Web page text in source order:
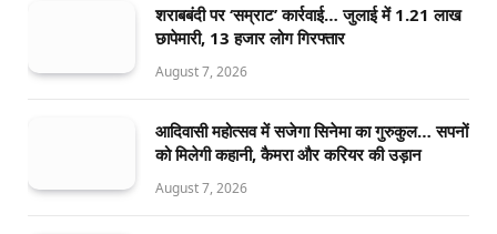
शराबबंदी पर ‘सम्राट’ कार्रवाई… जुलाई में 1.21 लाख
छापेमारी, 13 हजार लोग गिरफ्तार
August 7, 2026
आदिवासी महोत्सव में सजेगा सिनेमा का गुरुकुल… सपनों
को मिलेगी कहानी, कैमरा और करियर की उड़ान
August 7, 2026